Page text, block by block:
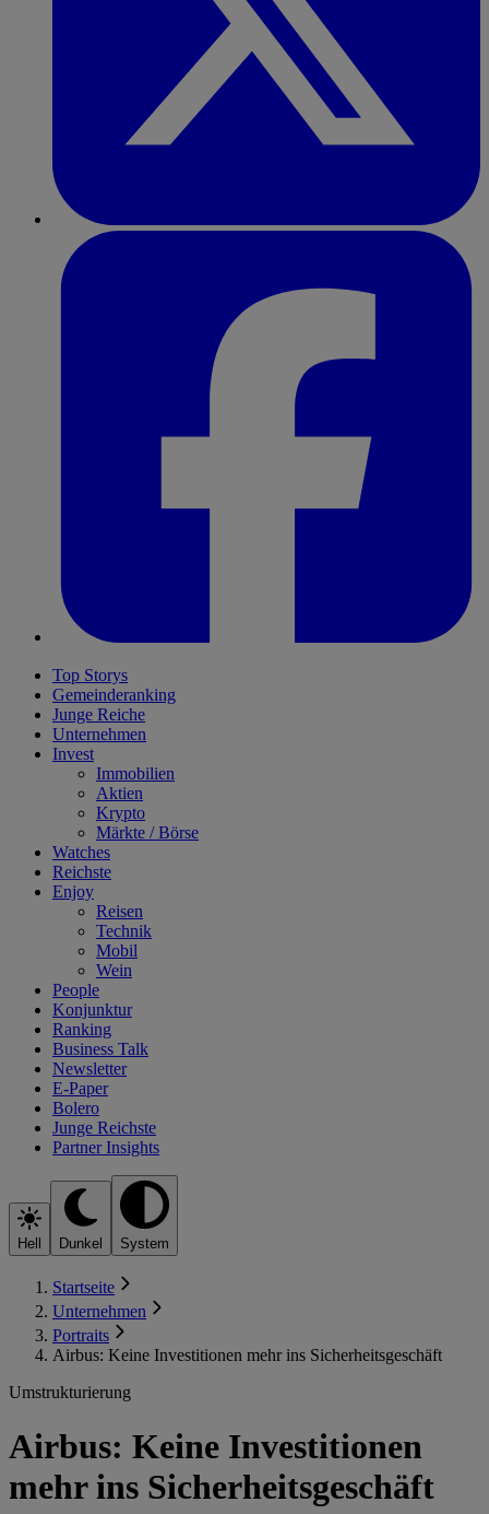
Top Storys
Gemeinderanking
Junge Reiche
Unternehmen
Invest
Immobilien
Aktien
Krypto
Märkte / Börse
Watches
Reichste
Enjoy
Reisen
Technik
Mobil
Wein
People
Konjunktur
Ranking
Business Talk
Newsletter
E-Paper
Bolero
Junge Reichste
Partner Insights
Hell Dunkel System
Startseite
Unternehmen
Portraits
Airbus: Keine Investitionen mehr ins Sicherheitsgeschäft
Umstrukturierung
Airbus: Keine Investitionen
mehr ins Sicherheitsgeschäft